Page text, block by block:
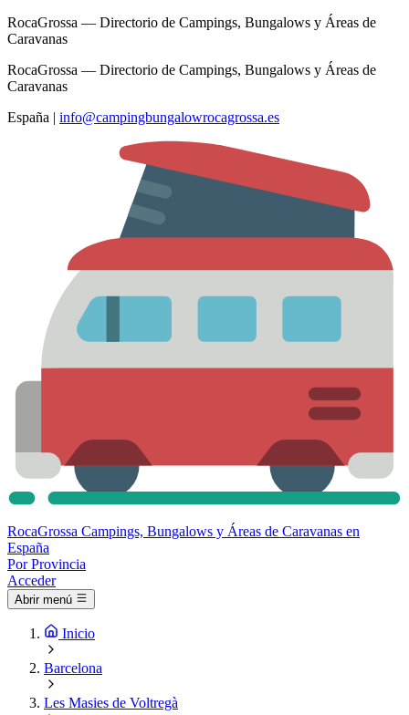
RocaGrossa — Directorio de Campings, Bungalows y Áreas de
Caravanas
RocaGrossa — Directorio de Campings, Bungalows y Áreas de
Caravanas
España | info@campingbungalowrocagrossa.es
RocaGrossa Campings, Bungalows y Áreas de Caravanas en
España
Por Provincia
Acceder
Abrir menú
Inicio
Barcelona
Les Masies de Voltregà